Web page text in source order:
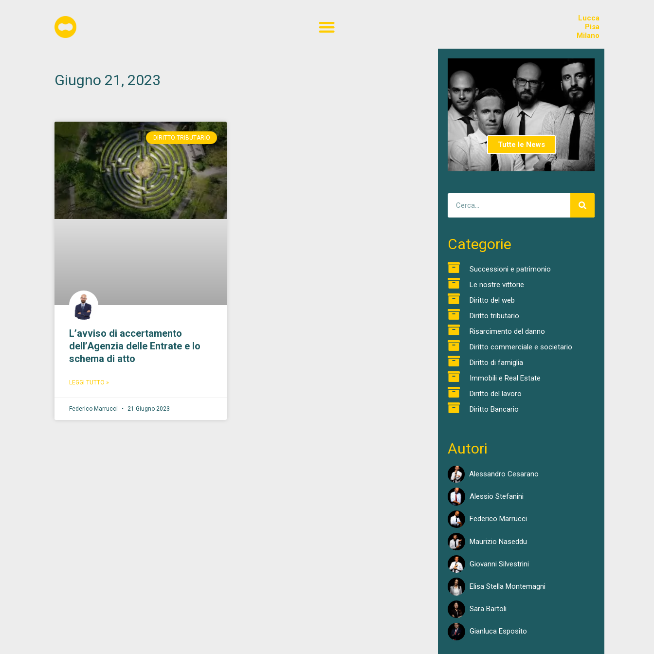
Lucca
Pisa
Milano
Giugno 21, 2023
DIRITTO TRIBUTARIO
L’avviso di accertamento
dell’Agenzia delle Entrate e lo
schema di atto
LEGGI TUTTO »
Federico Marrucci 21 Giugno 2023
Tutte le News
Categorie
Successioni e patrimonio
Le nostre vittorie
Diritto del web
Diritto tributario
Risarcimento del danno
Diritto commerciale e societario
Diritto di famiglia
Immobili e Real Estate
Diritto del lavoro
Diritto Bancario
Autori
Alessandro Cesarano
Alessio Stefanini
Federico Marrucci
Maurizio Naseddu
Giovanni Silvestrini
Elisa Stella Montemagni
Sara Bartoli
Gianluca Esposito